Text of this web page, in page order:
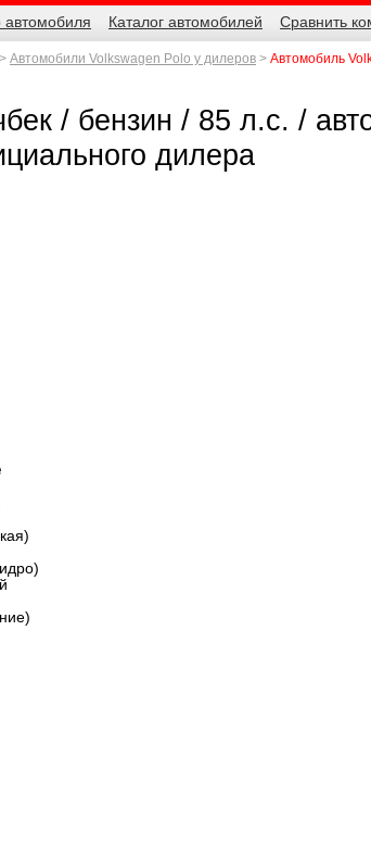
автомобиля Каталог автомобилей Сравнить
Автомобили Volkswagen Polo у дилеров Автомобиль
/ бензин / 85 л.с. /
дилера